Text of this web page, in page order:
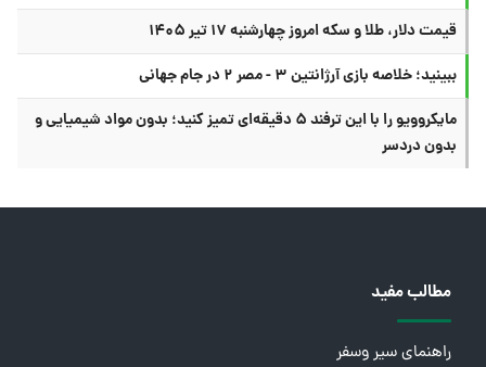
قیمت دلار، طلا و سکه امروز چهارشنبه ۱۷ تیر ۱۴۰۵
ببینید؛ خلاصه بازی آرژانتین ۳ - مصر ۲ در جام جهانی
مایکروویو را با این ترفند ۵ دقیقه‌ای تمیز کنید؛ بدون مواد شیمیایی و
بدون دردسر
مطالب مفید
راهنمای سیر وسفر